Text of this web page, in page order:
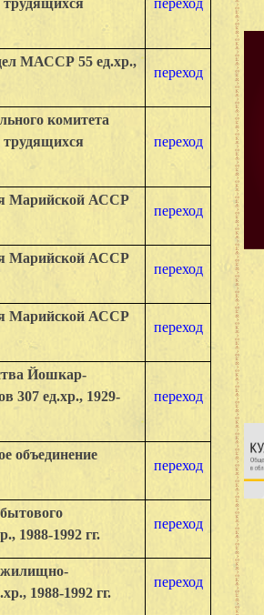
трудящихся
переход
МАССР 55 ед.хр.,
переход
комитета
трудящихся
переход
Марийской АССР
переход
Марийской АССР
переход
Марийской АССР
переход
Йошкар-
307 ед.хр., 1929-
переход
объединение
переход
1988-1992 гг.
переход
жилищно-
1988-1992 гг.
переход